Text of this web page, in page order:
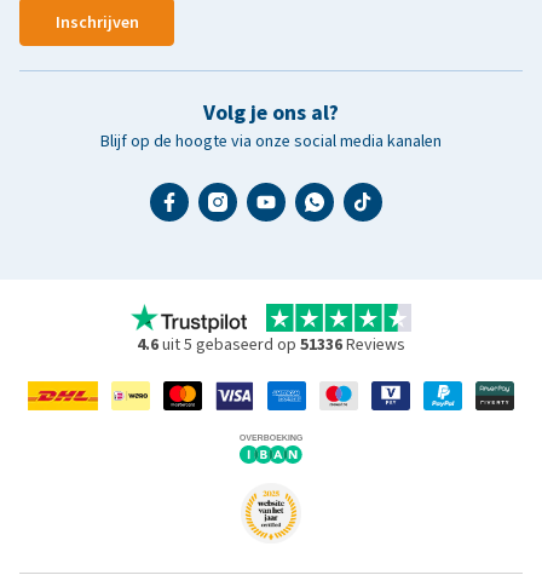
Inschrijven
Volg je ons al?
Blijf op de hoogte via onze social media kanalen
4.6uit 5 gebaseerd op 51336Reviews